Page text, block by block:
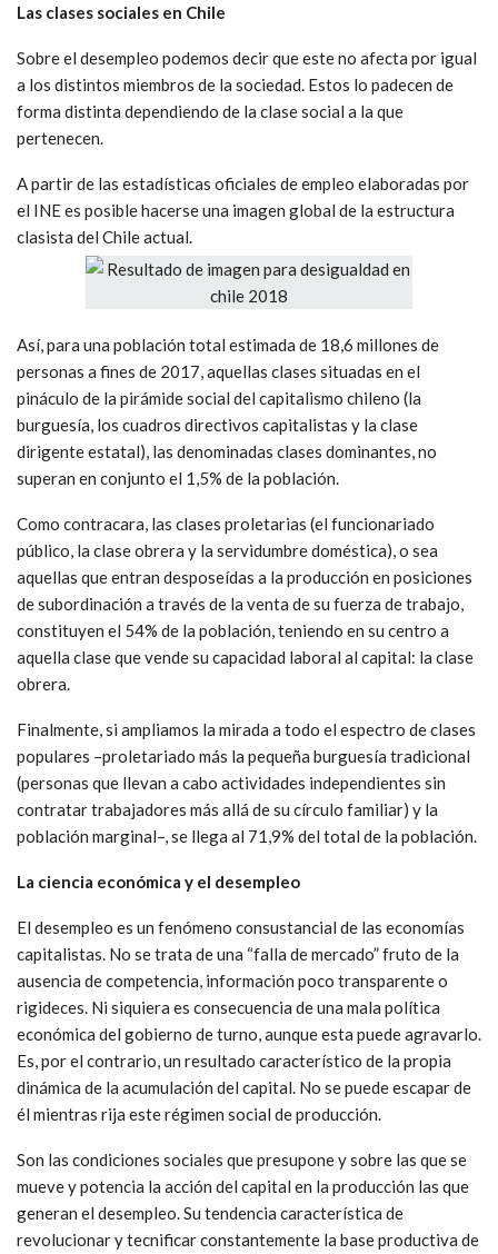
Las clases sociales en Chile
Sobre el desempleo podemos decir que este no afecta por igual
a los distintos miembros de la sociedad. Estos lo padecen de
forma distinta dependiendo de la clase social a la que
pertenecen.
A partir de las estadísticas oficiales de empleo elaboradas por
el INE es posible hacerse una imagen global de la estructura
clasista del Chile actual.
Así, para una población total estimada de 18,6 millones de
personas a fines de 2017, aquellas clases situadas en el
pináculo de la pirámide social del capitalismo chileno (la
burguesía, los cuadros directivos capitalistas y la clase
dirigente estatal), las denominadas clases dominantes, no
superan en conjunto el 1,5% de la población.
Como contracara, las clases proletarias (el funcionariado
público, la clase obrera y la servidumbre doméstica), o sea
aquellas que entran desposeídas a la producción en posiciones
de subordinación a través de la venta de su fuerza de trabajo,
constituyen el 54% de la población, teniendo en su centro a
aquella clase que vende su capacidad laboral al capital: la clase
obrera.
Finalmente, si ampliamos la mirada a todo el espectro de clases
populares –proletariado más la pequeña burguesía tradicional
(personas que llevan a cabo actividades independientes sin
contratar trabajadores más allá de su círculo familiar) y la
población marginal–, se llega al 71,9% del total de la población.
La ciencia económica y el desempleo
El desempleo es un fenómeno consustancial de las economías
capitalistas. No se trata de una “falla de mercado” fruto de la
ausencia de competencia, información poco transparente o
rigideces. Ni siquiera es consecuencia de una mala política
económica del gobierno de turno, aunque esta puede agravarlo.
Es, por el contrario, un resultado característico de la propia
dinámica de la acumulación del capital. No se puede escapar de
él mientras rija este régimen social de producción.
Son las condiciones sociales que presupone y sobre las que se
mueve y potencia la acción del capital en la producción las que
generan el desempleo. Su tendencia característica de
revolucionar y tecnificar constantemente la base productiva de